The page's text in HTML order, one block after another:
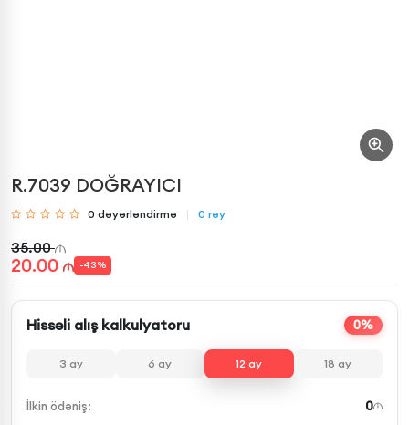
R.7039 DOĞRAYICI
0 dəyərləndirmə 0 rəy
35.00
20.00 -43%
Hissəli alış kalkulyatoru 0%
3 ay 6 ay 12 ay 18 ay
İlkin ödəniş: 0